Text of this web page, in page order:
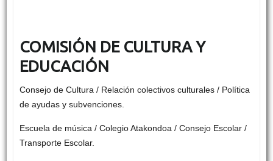
COMISIÓN DE CULTURA Y
EDUCACIÓN
Consejo de Cultura / Relación colectivos culturales / Política
de ayudas y subvenciones.
Escuela de música / Colegio Atakondoa / Consejo Escolar /
Transporte Escolar.